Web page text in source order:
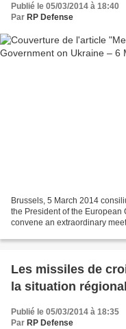
Publié le 05/03/2014 à 18:40
Par RP Defense
Brussels, 5 March 2014
the President of the European
convene an extraordinary
Les missiles de
la situation
Publié le 05/03/2014 à 18:35
Par RP Defense